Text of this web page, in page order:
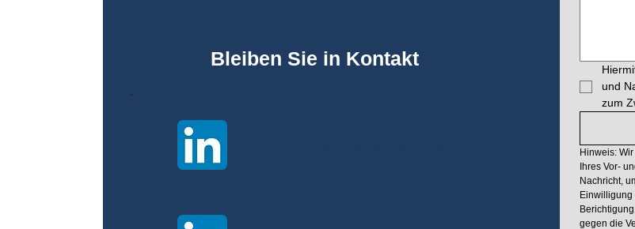
Bleiben Sie in Kontakt
und
zum
Hinweis:
Ihres Vor-
Nachricht,
Einwilligung
gegen die